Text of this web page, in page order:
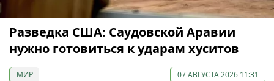
Разведка США: Саудовской Аравии
нужно готовиться к ударам хуситов
МИР 07 АВГУСТА 2026 11:31